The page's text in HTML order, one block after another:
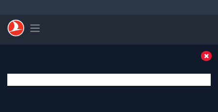
Toggle navigation